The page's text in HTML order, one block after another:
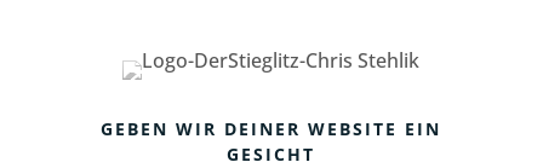
GEBEN WIR DEINER WEBSITE EIN
GESICHT